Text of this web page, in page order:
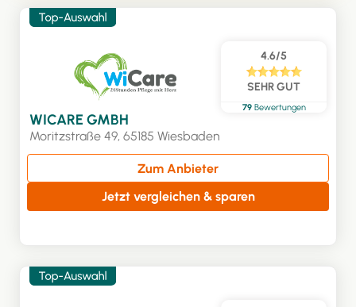
4.6/5
SEHR GUT
79 Bewertungen
WICARE GMBH
Moritzstraße 49, 65185 Wiesbaden
Zum Anbieter
Jetzt vergleichen & sparen